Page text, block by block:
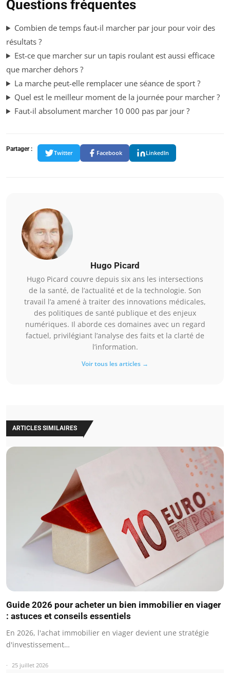
Questions fréquentes
Combien de temps faut-il marcher par jour pour voir des
résultats ?
Est-ce que marcher sur un tapis roulant est aussi efficace
que marcher dehors ?
La marche peut-elle remplacer une séance de sport ?
Quel est le meilleur moment de la journée pour marcher ?
Faut-il absolument marcher 10 000 pas par jour ?
Partager :
Twitter Facebook LinkedIn
Hugo Picard
Hugo Picard couvre depuis six ans les intersections
de la santé, de l’actualité et de la technologie. Son
travail l’a amené à traiter des innovations médicales,
des politiques de santé publique et des enjeux
numériques. Il aborde ces domaines avec un regard
factuel, privilégiant l’analyse des faits et la clarté de
l’information.
Voir tous les articles →
ARTICLES SIMILAIRES
Guide 2026 pour acheter un bien immobilier en viager
: astuces et conseils essentiels
En 2026, l'achat immobilier en viager devient une stratégie
d'investissement…
25 juillet 2026